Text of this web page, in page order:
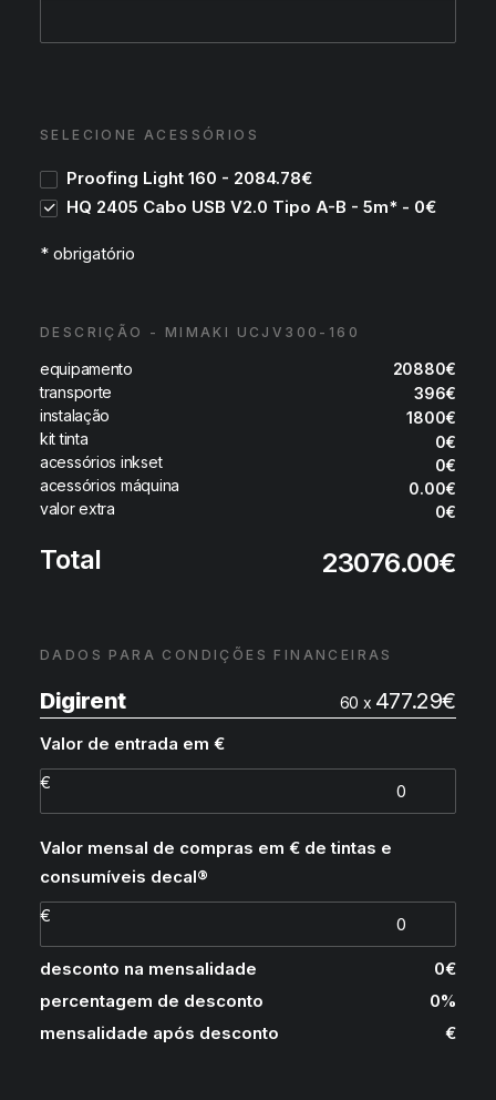
SELECIONE ACESSÓRIOS
Proofing Light 160 - 2084.78€
HQ 2405 Cabo USB V2.0 Tipo A-B - 5m* - 0€
* obrigatório
DESCRIÇÃO - MIMAKI UCJV300-160
equipamento
transporte
instalação
kit tinta
acessórios inkset
acessórios máquina
valor extra
Total
20880€
396€
1800€
0€
0€
0.00€
0€
23076.00€
DADOS PARA CONDIÇÕES FINANCEIRAS
Digirent 60 x 477.29€
Valor de entrada em €
Valor mensal de compras em € de tintas e
consumíveis decal®
desconto na mensalidade 0€
percentagem de desconto
0%
mensalidade após desconto
€